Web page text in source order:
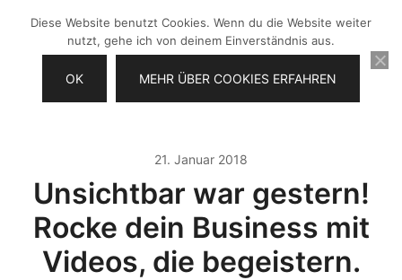
springen
21. Januar 2018
Unsichtbar war gestern!
Rocke dein Business mit
Videos, die begeistern.
Diese Website benutzt Cookies. Wenn du die Website weiter
nutzt, gehe ich von deinem Einverständnis aus.
OK MEHR ÜBER COOKIES ERFAHREN